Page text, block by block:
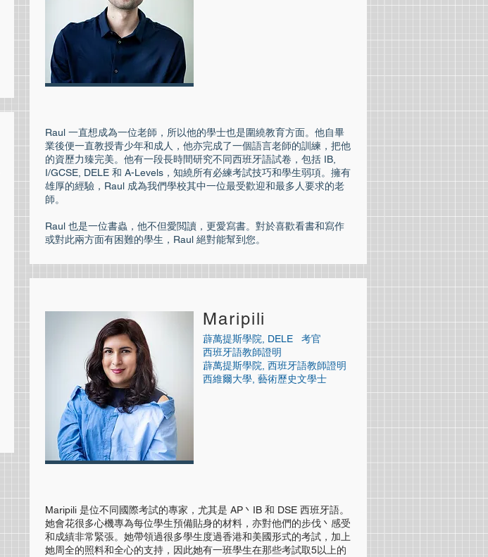
Raul 一直想成為一位老師，所以他的學士也是圍繞教育方面。他自畢
業後便一直教授青少年和成人，他亦完成了一個語言老師的訓練，把他
的資歷力臻完美。他有一段長時間研究不同西班牙語試卷，包括 IB,
I/GCSE, DELE 和 A-Levels，知繞所有必練考試技巧和學生弱項。擁有
雄厚的經驗，Raul 成為我們學校其中一位最受歡迎和最多人要求的老
師。
Raul 也是一位書蟲，他不但愛閲讀，更愛寫書。對於喜歡看書和寫作
或對此兩方面有困難的學生，Raul 絕對能幫到您。
Maripili
薜萬提斯學院, DELE 考官
西班牙語教師證明
薜萬提斯學院, 西班牙語教師證明
西維爾大學, 藝術歷史文學士
Maripili 是位不同國際考試的專家，尤其是 AP丶IB 和 DSE 西班牙語。
她會花很多心機專為每位學生預備貼身的材料，亦對他們的步伐丶感受
和成績非常緊張。她帶領過很多學生度過香港和美國形式的考試，加上
她周全的照料和全心的支持，因此她有一班學生在那些考試取5以上的